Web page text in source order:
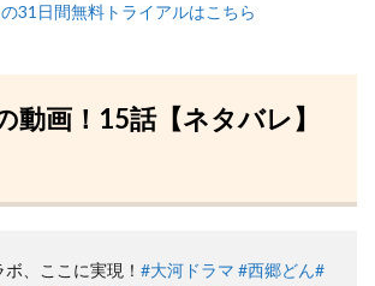
31日間無料トライアルはこちら
動画！15話【ネタバレ】
、ここに実現！ #大河ドラマ #西郷どん#